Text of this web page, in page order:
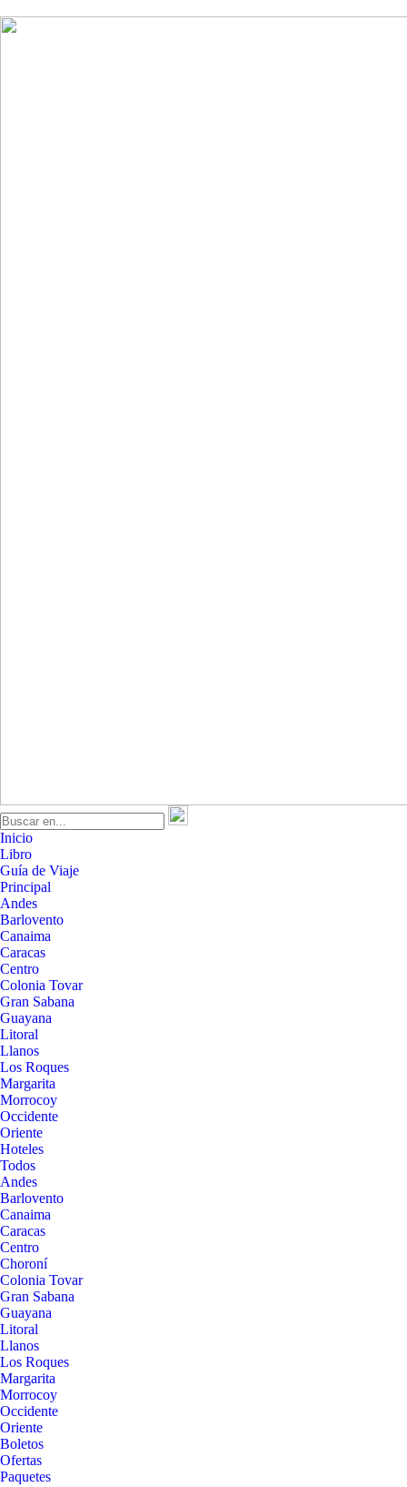
Inicio
Libro
Guía de Viaje
Principal
Andes
Barlovento
Canaima
Caracas
Centro
Colonia Tovar
Gran Sabana
Guayana
Litoral
Llanos
Los Roques
Margarita
Morrocoy
Occidente
Oriente
Hoteles
Todos
Andes
Barlovento
Canaima
Caracas
Centro
Choroní
Colonia Tovar
Gran Sabana
Guayana
Litoral
Llanos
Los Roques
Margarita
Morrocoy
Occidente
Oriente
Boletos
Ofertas
Paquetes